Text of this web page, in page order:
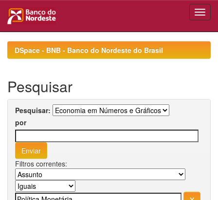
navigationDSpace - BNB - Banco do Nordeste do Brasil
Pesquisar
Pesquisar:
por
Filtros correntes: